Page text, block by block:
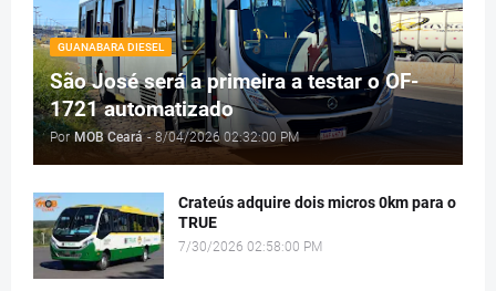
GUANABARA DIESEL
São José será a primeira a testar o OF-
1721 automatizado
Por MOB Ceará - 8/04/2026 02:32:00 PM
Crateús adquire dois micros 0km para o
TRUE
7/30/2026 02:58:00 PM